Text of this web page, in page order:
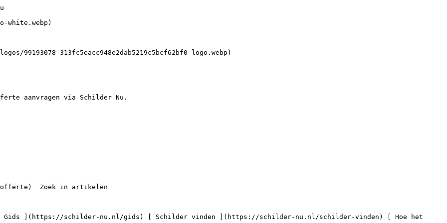
](https://schilder-nu.nl/den-haag) [

 Schilders in Rotterdam

 66 schilders

    ](https://schilder-nu